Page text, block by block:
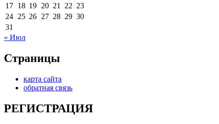
17 18 19 20 21 22 23
24 25 26 27 28 29 30
31
« Июл
Страницы
карта сайта
обратная связь
РЕГИСТРАЦИЯ